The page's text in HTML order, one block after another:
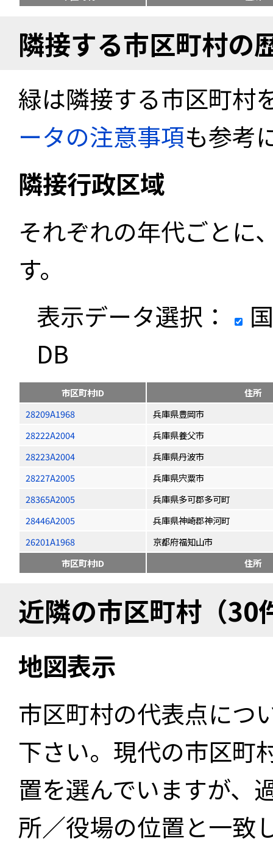
隣接する市区町村の
緑は隣接する市区町村
ータの注意事項も参考
隣接行政区域
それぞれの年代ごとに
す。
表示データ選択：
DB
市区町村ID
住所
28209A1968
兵庫県豊岡市
28222A2004
兵庫県養父市
28223A2004
兵庫県丹波市
28227A2005
兵庫県宍粟市
28365A2005
兵庫県多可郡多可町
28446A2005
兵庫県神崎郡神河町
26201A1968
京都府福知山市
市区町村ID
住所
近隣の市区町村（30
地図表示
市区町村の代表点につ
下さい。現代の市区町
置を選んでいますが、
所／役場の位置と一致